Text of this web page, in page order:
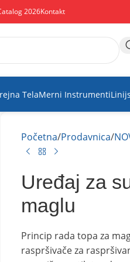
2026Kontakt
TelaMerni Instrumenti
Početna Prodavnica
Uređaj za
maglu
Princip rada topa za
raspršivače za